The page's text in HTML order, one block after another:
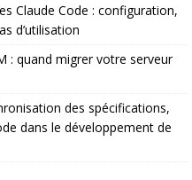
Claude Code : configuration,
d’utilisation
: quand migrer votre serveur
des spécifications,
dans le développement de